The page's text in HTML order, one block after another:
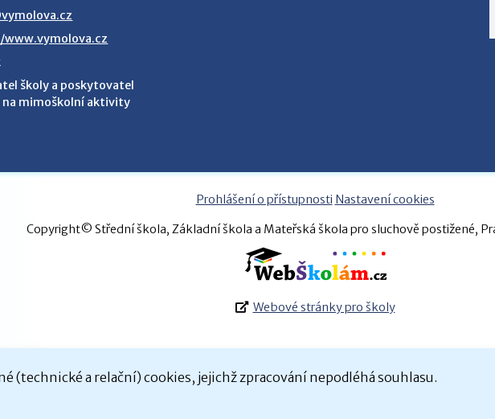
školy a poskytovatel
mimoškolní aktivity
Prohlášení o přístupnosti Nastavení cookies
Copyright© Střední škola, Základní škola a Mateřská škola pro sluchově postižené,
Webové stránky pro školy
(technické a relační) cookies, jejichž zpracování nepodléhá souhlasu.